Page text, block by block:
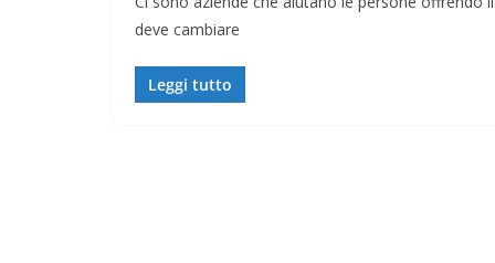
deve cambiare
Leggi tutto